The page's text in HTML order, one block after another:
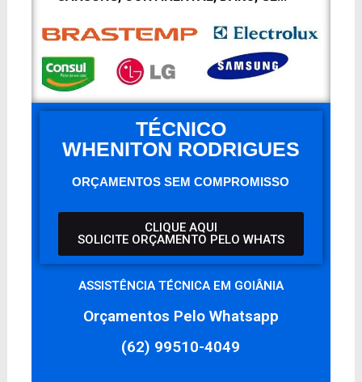
TÉCNICO
WHENITON RODRIGUES
ORÇAMENTOS SEM COMPROMISSO
CLIQUE AQUI
SOLICITE ORÇAMENTO PELO WHATS
ASSISTÊNCIA TÉCNICA EM GOIÂNIA
Orçamentos Pelo Whatsapp
(62) 99510-4049